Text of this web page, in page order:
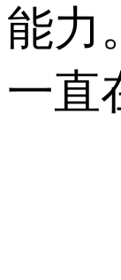
能力
一直